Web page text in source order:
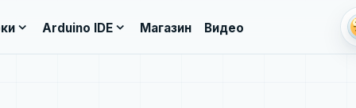
expand_more Arduino IDEexpand_more Магазин Видео